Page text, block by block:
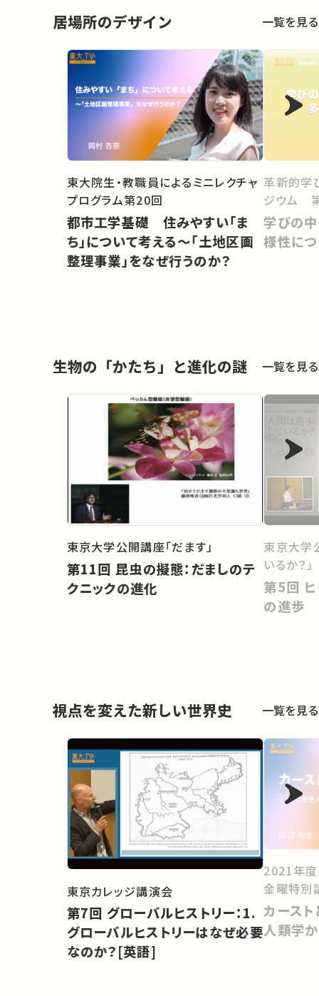
居場所のデザイン 一覧を見る
東大院生・教職員によるミニレクチャ
プログラム第20回
都市工学基礎 住みやすい「ま
ち」について考える〜「土地区画
整理事業」をなぜ行うのか？
革新的学
ジウム
学びの中
様性に
生物の「かたち」と進化の謎 一覧を見る
東京大学公開講座「だます」
第11回 昆虫の擬態：だましのテ
クニックの進化
東京大学
いるか？」
第5回 ヒト進化から考える人間
の進歩
視点を変えた新しい世界史 一覧を見る
東京カレッジ講演会
第7回 グローバルヒストリー：1.
グローバルヒストリーはなぜ必要
なのか？[英語]
2021年度
金曜特別
カースト
人類学